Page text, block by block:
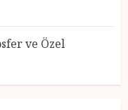
ve Özel
Güzel Kedileri